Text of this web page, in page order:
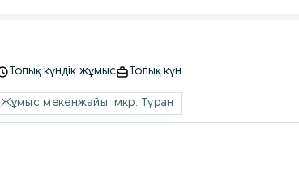
Толық күндік жұмыс Толық күн
Жұмыс мекенжайы: мкр. Туран